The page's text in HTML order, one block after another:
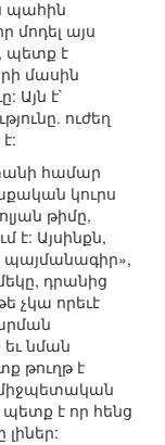
պահին
մոդել այս
պետք է
մասին
Այն է`
ուժեղ
համար
կուրս
թիմը,
է: Այսինքն,
պայմանագիր»,
դրանից
չկա որեւէ
նման
թուղթ է
միջպետական
է որ հենց